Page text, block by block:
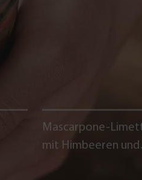
Mascarpone-
mit Himbeeren und
Schokoladencrumble